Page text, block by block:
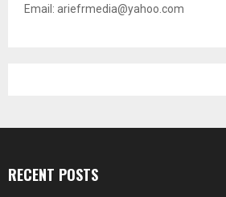
Email: ariefrmedia@yahoo.com
RECENT POSTS